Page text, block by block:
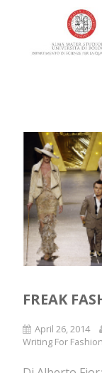
FREAK
April 26, 2014
Writing For